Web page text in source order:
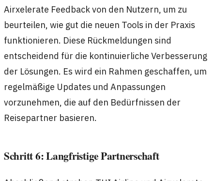
Airxelerate Feedback von den Nutzern, um zu
beurteilen, wie gut die neuen Tools in der Praxis
funktionieren. Diese Rückmeldungen sind
entscheidend für die kontinuierliche Verbesserung
der Lösungen. Es wird ein Rahmen geschaffen, um
regelmäßige Updates und Anpassungen
vorzunehmen, die auf den Bedürfnissen der
Reisepartner basieren.
Schritt 6: Langfristige Partnerschaft